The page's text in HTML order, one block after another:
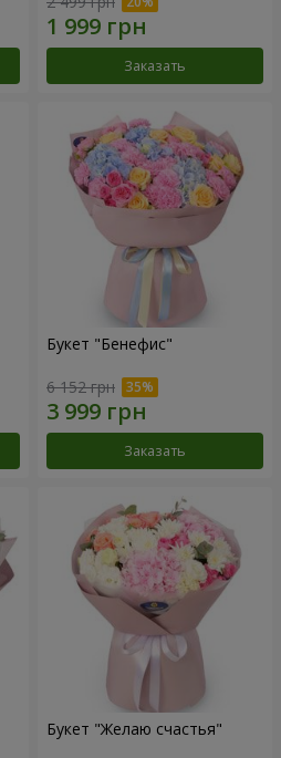
Заказать
Букет "Бенефис"
6 152 грн
Заказать
Букет "Желаю счастья"